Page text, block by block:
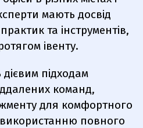
мають досвід
та інструментів,
івенту.
підходам
команд,
для комфортного
повного